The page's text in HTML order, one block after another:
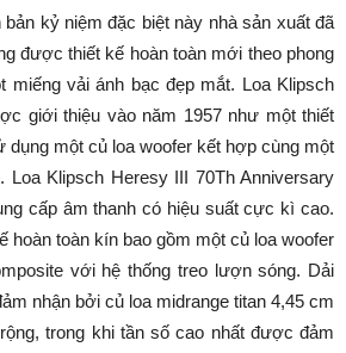
kỷ niệm đặc biệt này nhà sản xuất đã
được thiết kế hoàn toàn mới theo phong
miếng vải ánh bạc đẹp mắt. Loa Klipsch
giới thiệu vào năm 1957 như một thiết
dụng một củ loa woofer kết hợp cùng một
Loa Klipsch Heresy III 70Th Anniversary
cấp âm thanh có hiệu suất cực kì cao.
hoàn toàn kín bao gồm một củ loa woofer
với hệ thống treo lượn sóng. Dải
nhận bởi củ loa midrange titan 4,45 cm
trong khi tần số cao nhất được đảm